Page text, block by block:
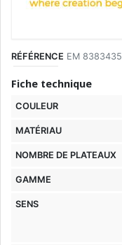
RÉFÉRENCE EM 8383435
Fiche technique
COULEUR
MATÉRIAU
NOMBRE DE PLATEAUX
GAMME
SENS